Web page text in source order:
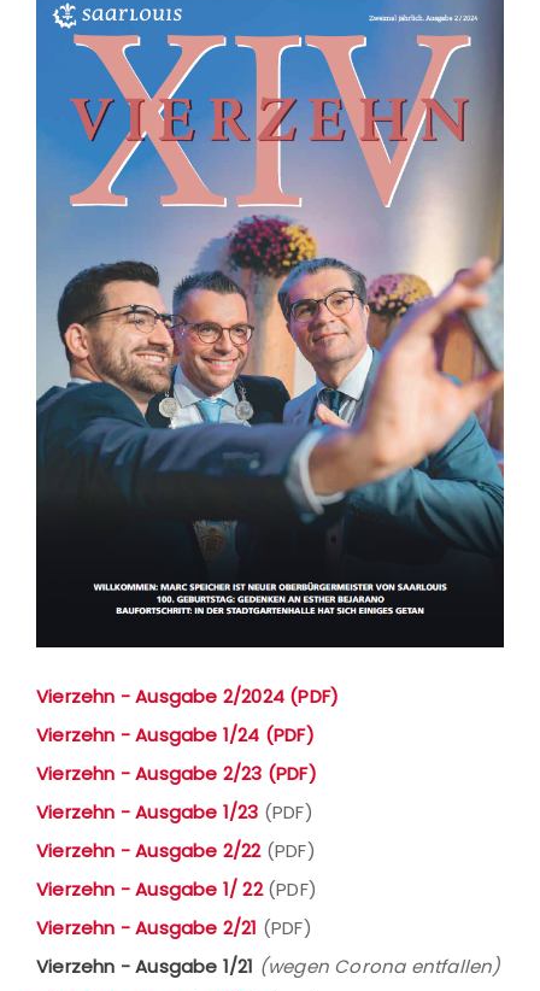
Vierzehn - Ausgabe 2/2024 (PDF)
Vierzehn - Ausgabe 1/24 (PDF)
Vierzehn - Ausgabe 2/23 (PDF)
Vierzehn - Ausgabe 1/23 (PDF)
Vierzehn - Ausgabe 2/22 (PDF)
Vierzehn - Ausgabe 1/ 22(PDF)
Vierzehn - Ausgabe 2/21 (PDF)
Vierzehn - Ausgabe 1/21 (wegen Corona entfallen)